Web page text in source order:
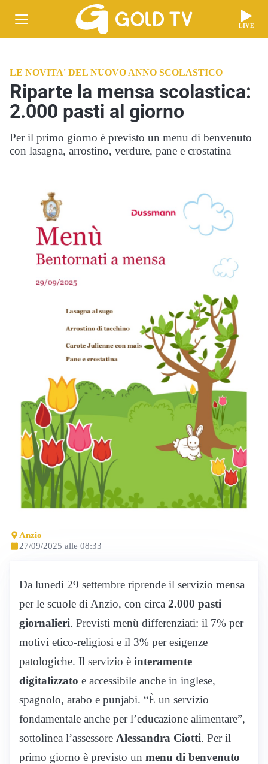
LIVE
LE NOVITA' DEL NUOVO ANNO SCOLASTICO
Riparte la mensa scolastica:
2.000 pasti al giorno
Per il primo giorno è previsto un menu di benvenuto
con lasagna, arrostino, verdure, pane e crostatina
Anzio
27/09/2025 alle 08:33
Da lunedì 29 settembre riprende il servizio mensa
per le scuole di Anzio, con circa 2.000 pasti
giornalieri. Previsti menù differenziati: il 7% per
motivi etico-religiosi e il 3% per esigenze
patologiche. Il servizio è interamente
digitalizzato e accessibile anche in inglese,
spagnolo, arabo e punjabi. “È un servizio
fondamentale anche per l’educazione alimentare”,
sottolinea l’assessore Alessandra Ciotti. Per il
primo giorno è previsto un menu di benvenuto